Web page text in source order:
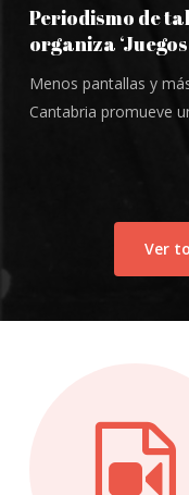
Periodismo de
organiza
Menos pantallas y
Cantabria promueve
Ver